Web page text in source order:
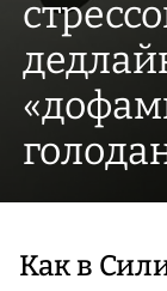
Как в